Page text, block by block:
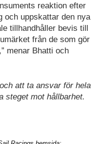
reaktion efter
och uppskattar den nya
tillhandhåller bevis till
från de som gör
,” menar Bhatti och
att ta ansvar för hela
steget mot hållbarhet.